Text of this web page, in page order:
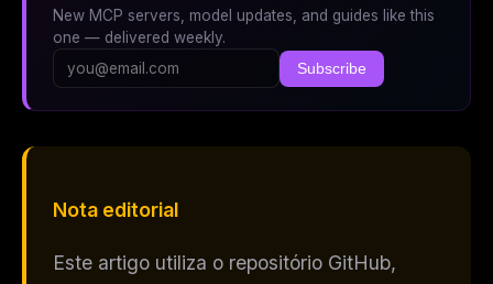
New MCP servers, model updates, and guides like this
one — delivered weekly.
Subscribe
Nota editorial
Este artigo utiliza o repositório GitHub,